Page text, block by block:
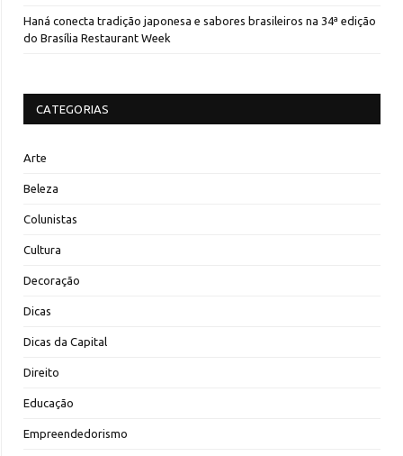
Haná conecta tradição japonesa e sabores brasileiros na 34ª edição
do Brasília Restaurant Week
CATEGORIAS
Arte
Beleza
Colunistas
Cultura
Decoração
Dicas
Dicas da Capital
Direito
Educação
Empreendedorismo